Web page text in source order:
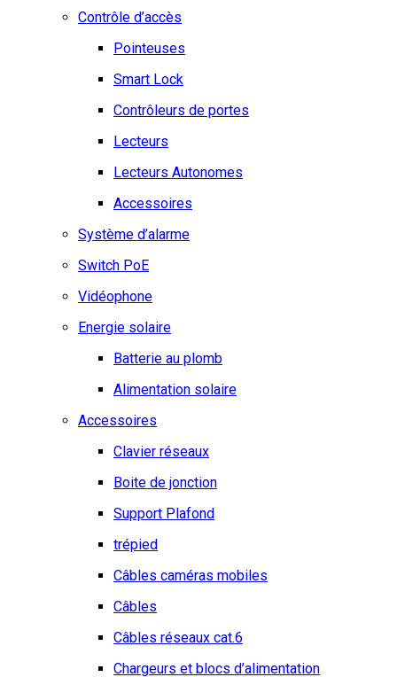
Contrôle d’accès
Pointeuses
Smart Lock
Contrôleurs de portes
Lecteurs
Lecteurs Autonomes
Accessoires
Système d’alarme
Switch PoE
Vidéophone
Energie solaire
Batterie au plomb
Alimentation solaire
Accessoires
Clavier réseaux
Boite de jonction
Support Plafond
trépied
Câbles caméras mobiles
Câbles
Câbles réseaux cat.6
Chargeurs et blocs d’alimentation